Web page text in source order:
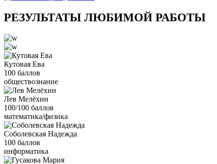
РЕЗУЛЬТАТЫ ЛЮБИМОЙ РАБОТЫ
Кутовая Ева
100 баллов
обществознание
Лев Мелёхин
100/100 баллов
математика/физика
Соболевская Надежда
100 баллов
информатика